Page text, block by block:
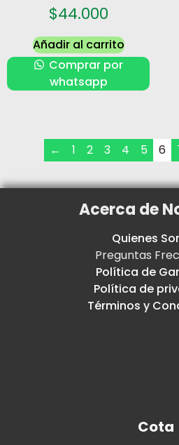
$44.000
Añadir al carrito
Comprar por
whatsapp
← 1 2 3 4 5 6
Acerca de
Quienes
Preguntas
Política de
Política de
Términos y
Cota